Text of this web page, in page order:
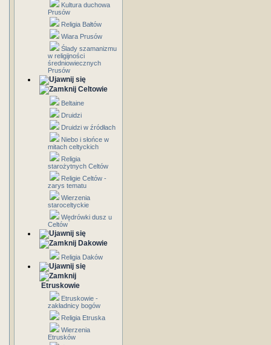
Kultura duchowa
Prusów
Religia Bałtów
Wiara Prusów
Ślady szamanizmu
w religijności
średniowiecznych
Prusów
Celtowie
Beltaine
Druidzi
Druidzi w źródłach
Niebo i słońce w
mitach celtyckich
Religia
starożytnych Celtów
Religie Celtów -
zarys tematu
Wierzenia
staroceltyckie
Wędrówki dusz u
Celtów
Dakowie
Religia Daków
Etruskowie
Etruskowie -
zakładnicy bogów
Religia Etruska
Wierzenia
Etrusków